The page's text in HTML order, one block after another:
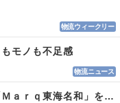
物流ウィークリー
モノも不足感
物流ニュース
日本ＧＬＰ 愛知県東海市で「Ｍａｒｑ東海名和」を開発